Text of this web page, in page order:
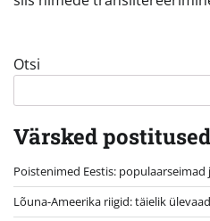
Otsi
Värsked postitused
Poistenimed Eestis:
Lõuna-Ameerika riigid: täielik